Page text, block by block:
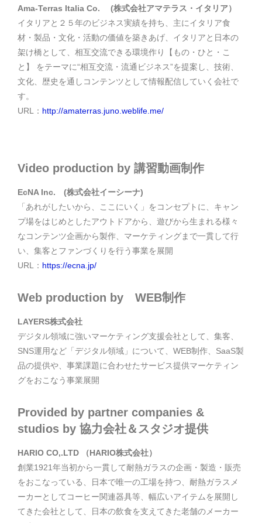
Ama-Terras Italia Co. (株式会社アマテラス・イタリア）
イタリアと２５年のビジネス実績を持ち、主にイタリア食
材・製品・文化・活動の価値を築きあげ、イタリアと日本の
架け橋として、相互交流できる環境作り【もの・ひと・こ
と】 をテーマに“相互交流・流通ビジネス”を提案し、技術、
文化、歴史を通しコンテンツとして情報配信していく会社で
す。
URL： http://amaterras.juno.weblife.me/
Video production by 講習動画制作
EcNA Inc. (株式会社イーシーナ)
「あれがしたいから、ここにいく」をコンセプトに、キャン
プ場をはじめとしたアウトドアから、遊びから生まれる様々
なコンテンツ企画から製作、マーケティングまで一貫して行
い、集客とファンづくりを行う事業を展開
URL： https://ecna.jp/
Web production by WEB制作
LAYERS株式会社
デジタル領域に強いマーケティング支援会社として、集客、
SNS運用など「デジタル領域」について、WEB制作、SaaS製
品の提供や、事業課題に合わせたサービス提供マーケティン
グをおこなう事業展開
Provided by partner companies &
studios by 協力会社＆スタジオ提供
HARIO CO,.LTD （HARIO株式会社）
創業1921年当初から一貫して耐熱ガラスの企画・製造・販売
をおこなっている、日本で唯一の工場を持つ、耐熱ガラスメ
ーカーとしてコーヒー関連器具等、幅広いアイテムを展開し
てきた会社として、日本の飲食を支えてきた老舗のメーカー